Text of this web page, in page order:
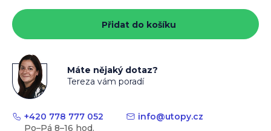
cena:
Přidat do košíku
Máte nějaký dotaz?
Tereza vám poradí
+420 778 777 052 info@utopy.cz